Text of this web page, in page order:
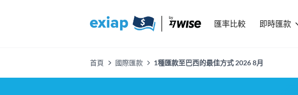
匯率比較 即時匯款
首頁 國際匯款 1種匯款至巴西的最佳方式 2026 8月